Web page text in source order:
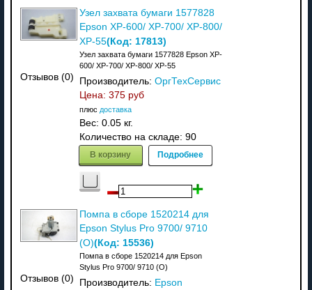
Отзывов (0)
Узел захвата бумаги 1577828
Epson XP-600/ XP-700/ XP-800/
XP-55(Код: 17813)
Узел захвата бумаги 1577828 Epson XP-
600/ XP-700/ XP-800/ XP-55
Производитель: ОргТехСервис
Цена: 375 руб
плюс доставка
Вес: 0.05 кг.
Количество на складе: 90
В корзину Подробнее
Отзывов (0)
Помпа в сборе 1520214 для
Epson Stylus Pro 9700/ 9710
(O)(Код: 15536)
Помпа в сборе 1520214 для Epson
Stylus Pro 9700/ 9710 (O)
Производитель: Epson